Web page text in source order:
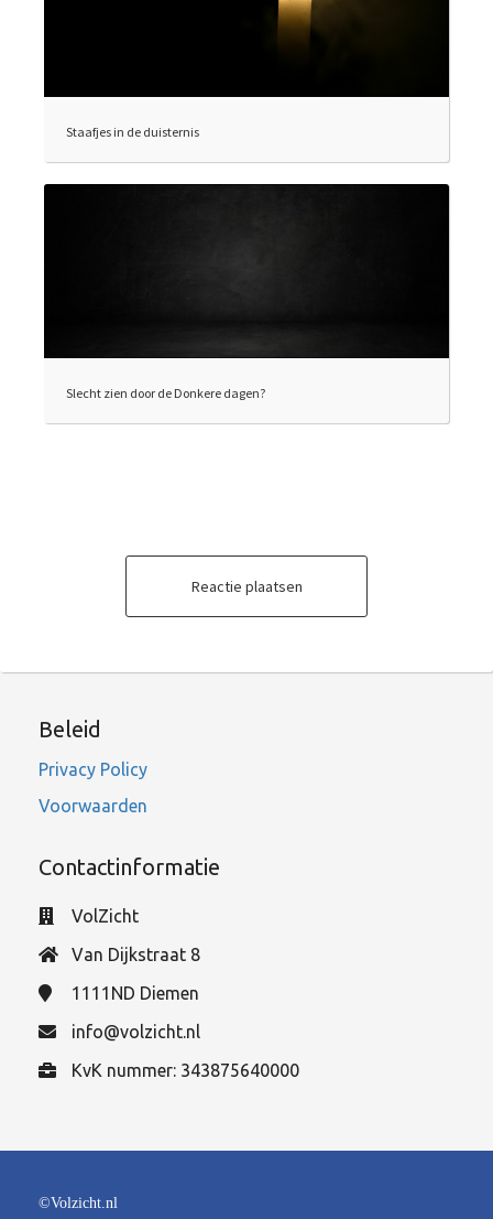
Staafjes in de duisternis
Slecht zien door de Donkere dagen?
Reactie plaatsen
Beleid
Privacy Policy
Voorwaarden
Contactinformatie
VolZicht
Van Dijkstraat 8
1111ND Diemen
info@volzicht.nl
KvK nummer: 343875640000
©Volzicht.nl